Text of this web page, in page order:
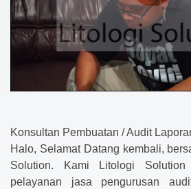
Konsultan Pembuatan / Audit
Halo, Selamat Datang kembali,
Solution. Kami Litologi
pelayanan jasa pengurusan